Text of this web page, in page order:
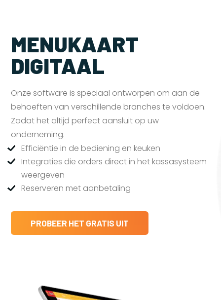
MENUKAART
DIGITAAL
Onze software is speciaal ontworpen om aan de
behoeften van verschillende branches te voldoen.
Zodat het altijd perfect aansluit op uw
onderneming.
Efficiëntie in de bediening en keuken
Integraties die orders direct in het kassasysteem
weergeven
Reserveren met aanbetaling
PROBEER HET GRATIS UIT